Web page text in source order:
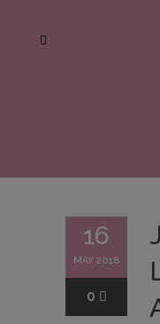
16
MAY 2018
0